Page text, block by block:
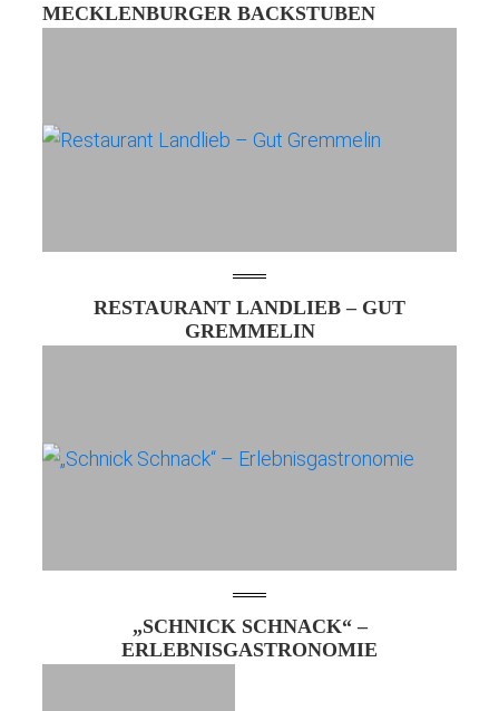
MECKLENBURGER BACKSTUBEN
RESTAURANT LANDLIEB – GUT
GREMMELIN
„SCHNICK SCHNACK“ –
ERLEBNISGASTRONOMIE